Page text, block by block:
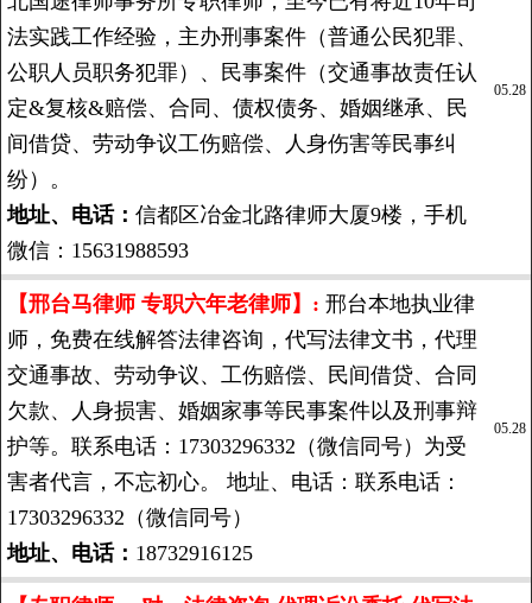
法实践工作经验，主办刑事案件（普通公民犯罪、
公职人员职务犯罪）、民事案件（交通事故责任认
定&复核&赔偿、合同、债权债务、婚姻继承、民
间借贷、劳动争议工伤赔偿、人身伤害等民事纠
纷）。
地址、电话： 信都区冶金北路律师大厦9楼，手机
微信：15631988593
05.28
【邢台马律师 专职六年老律师】: 邢台本地执业律
师，免费在线解答法律咨询，代写法律文书，代理
交通事故、劳动争议、工伤赔偿、民间借贷、合同
欠款、人身损害、婚姻家事等民事案件以及刑事辩
护等。联系电话：17303296332（微信同号）为受
害者代言，不忘初心。 地址、电话：联系电话：
17303296332（微信同号）
地址、电话： 18732916125
05.28